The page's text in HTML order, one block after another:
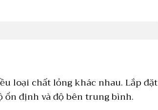
loại chất lỏng khác nhau. Lắp đặt
ổn định và độ bên trung bình.